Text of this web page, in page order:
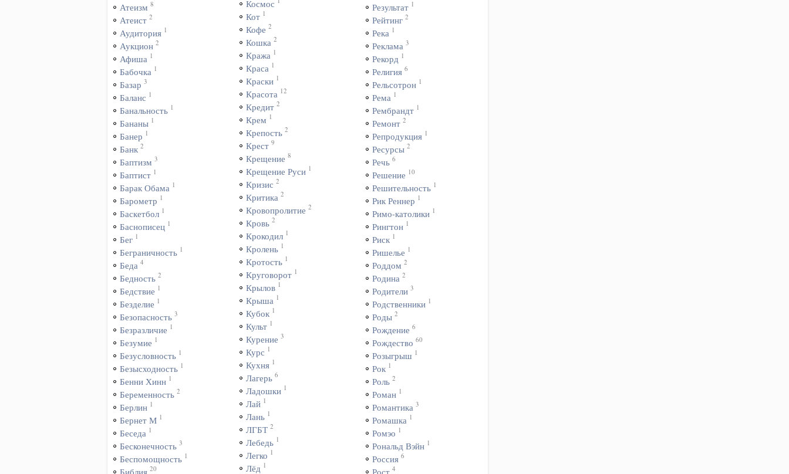
Атеизм 8
Атеист 2
Аудитория 1
Аукцион 2
Афиша 1
Бабочка 1
Базар 3
Баланс 1
Банальность 1
Бананы 1
Банер 1
Банк 2
Баптизм 3
Баптист 1
Барак Обама 1
Барометр 1
Баскетбол 1
Баснописец 1
Бег 1
Беграничность 1
Беда 4
Бедность 2
Бедствие 1
Безделие 1
Безопасность 3
Безразличие 1
Безумие 1
Безусловность 1
Безысходность 1
Бенни Хинн 1
Беременность 2
Берлин 1
Бернет М 1
Беседа 1
Бесконечность 3
Беспомощность 1
20
Космос
Кот 1
Кофе 2
Кошка 2
Кража 1
Краса 1
Краски 1
Красота 12
Кредит 2
Крем 1
Крепость 2
Крест 9
Крещение 8
Крещение Руси 1
Кризис 2
Критика 2
Кровопролитие 2
Кровь 2
Крокодил 1
Кролень 1
Кротость 1
Круговорот 1
Крылов 1
Крыша 1
Кубок 1
Культ 1
Курение 3
Курс 1
Кухня 1
Лагерь 6
Ладошки 1
Лай 1
Лань 1
ЛГБТ 2
Лебедь 1
Легко 1
Лёд 1
Результат 1
Рейтинг 2
Река 1
Реклама 3
Рекорд 1
Религия 6
Рельсотрон 1
Рема 1
Рембрандт 1
Ремонт 2
Репродукция 1
Ресурсы 2
Речь 6
Решение 10
Решительность 1
Рик Реннер 1
Римо-католики 1
Рингтон 1
Риск 1
Ришелье 1
Роддом 2
Родина 2
Родители 3
Родственники 1
Роды 2
Рождение 6
Рождество 60
Розыгрыш 1
Рок 1
Роль 2
Роман 1
Романтика 3
Ромашка 1
Ромэо 1
Рональд Вэйн 1
Россия 6
4